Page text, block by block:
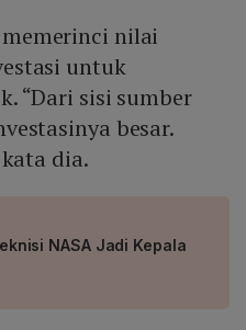
nilai
untuk
“Dari sisi sumber
besar.
dia.
NASA Jadi Kepala